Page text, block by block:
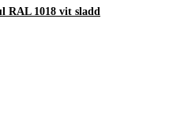
RAL 1018 vit sladd